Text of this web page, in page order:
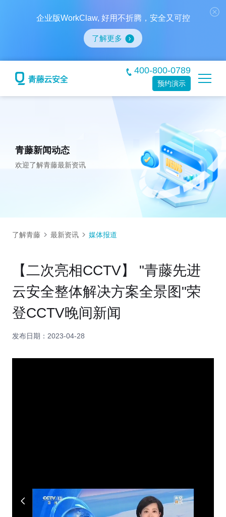
企业版WorkClaw, 好用不折腾，安全又可控
了解更多
400-800-0789
预约演示
青藤新闻动态
欢迎了解青藤最新资讯
了解青藤 最新资讯 媒体报道
【二次亮相CCTV】 "青藤先进
云安全整体解决方案全景图"荣
登CCTV晚间新闻
发布日期：2023-04-28